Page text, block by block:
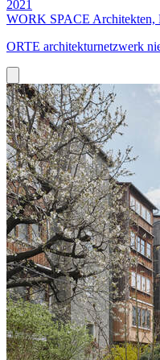
2021
WORK SPACE Architekten,
ORTE architekturnetzwerk